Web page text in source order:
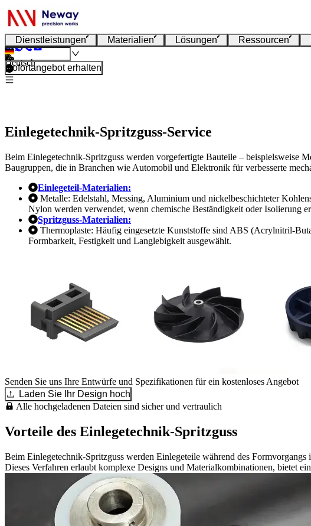
Dienstleistungen Materialien Lösungen Ressourcen
Deutsch
Sofortangebot erhalten
Einlegetechnik-Spritzguss-Service
Beim Einlegetechnik-Spritzguss werden vorgefertigte Bauteile – beispielsweise
Baugruppen, die in Branchen wie Automobil und Elektronik für verbesserte
Einlegeteil-Materialien:
Metalle: Edelstahl, Messing, Aluminium und nickelbeschichteter
Nylon werden verwendet, wenn chemische Beständigkeit oder Isolierung
Spritzguss-Materialien:
Thermoplaste: Häufig eingesetzte Kunststoffe sind ABS (Acrylnitril-
Formbarkeit, Festigkeit und Langlebigkeit ausgewählt.
Senden Sie uns Ihre Entwürfe und Spezifikationen für ein kostenloses Angebot
Laden Sie Ihr Design hoch
Alle hochgeladenen Dateien sind sicher und vertraulich
Vorteile des Einlegetechnik-Spritzguss
Beim Einlegetechnik-Spritzguss werden Einlegeteile während des
Dieses Verfahren erlaubt komplexe Designs und Materialkombinationen, bietet